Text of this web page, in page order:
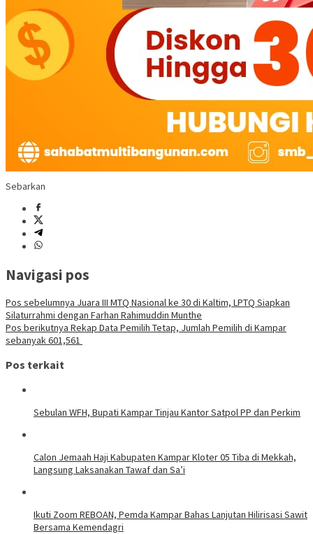
Sebarkan
Navigasi pos
Pos sebelumnya Juara III MTQ Nasional ke 30 di Kaltim, LPTQ Siapkan
Silaturrahmi dengan Farhan Rahimuddin Munthe
Pos berikutnya Rekap Data Pemilih Tetap, Jumlah Pemilih di Kampar
sebanyak 601,561
Pos terkait
Sebulan WFH, Bupati Kampar Tinjau Kantor Satpol PP dan Perkim
Calon Jemaah Haji Kabupaten Kampar Kloter 05 Tiba di Mekkah,
Langsung Laksanakan Tawaf dan Sa’i
Ikuti Zoom REBOAN, Pemda Kampar Bahas Lanjutan Hilirisasi Sawit
Bersama Kemendagri